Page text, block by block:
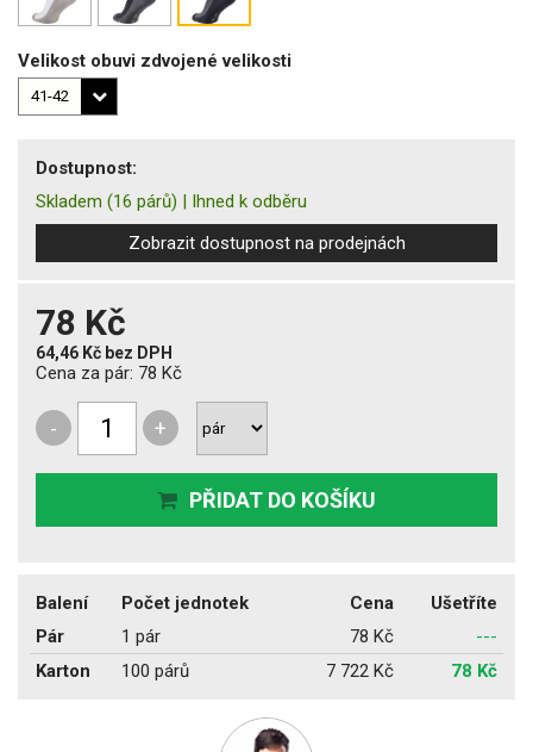
Velikost obuvi zdvojené velikosti
Dostupnost:
Skladem (16 párů) | Ihned k odběru
Zobrazit dostupnost na prodejnách
78 Kč
64,46 Kč bez DPH
Cena za pár: 78 Kč
- +
PŘIDAT DO KOŠÍKU
Balení Počet jednotek Cena
Ušetříte
Pár
1 pár 78 Kč
---
Karton
100 párů 7 722 Kč 78 Kč